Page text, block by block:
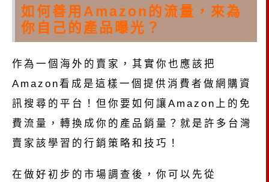
如何善用Amazon的流量，來為
你自己的產品曝光？
作為一個海外的賣家，其實你也應該把
Amazon看成是這樣一個提供消費者做網購資
訊搜尋的平台！但你要如何讓Amazon上的免
費流量，轉換成你的產品銷量？就是許多台灣
賣家該學習的行銷策略和技巧！
在做好初步的市場調查後，你可以先從